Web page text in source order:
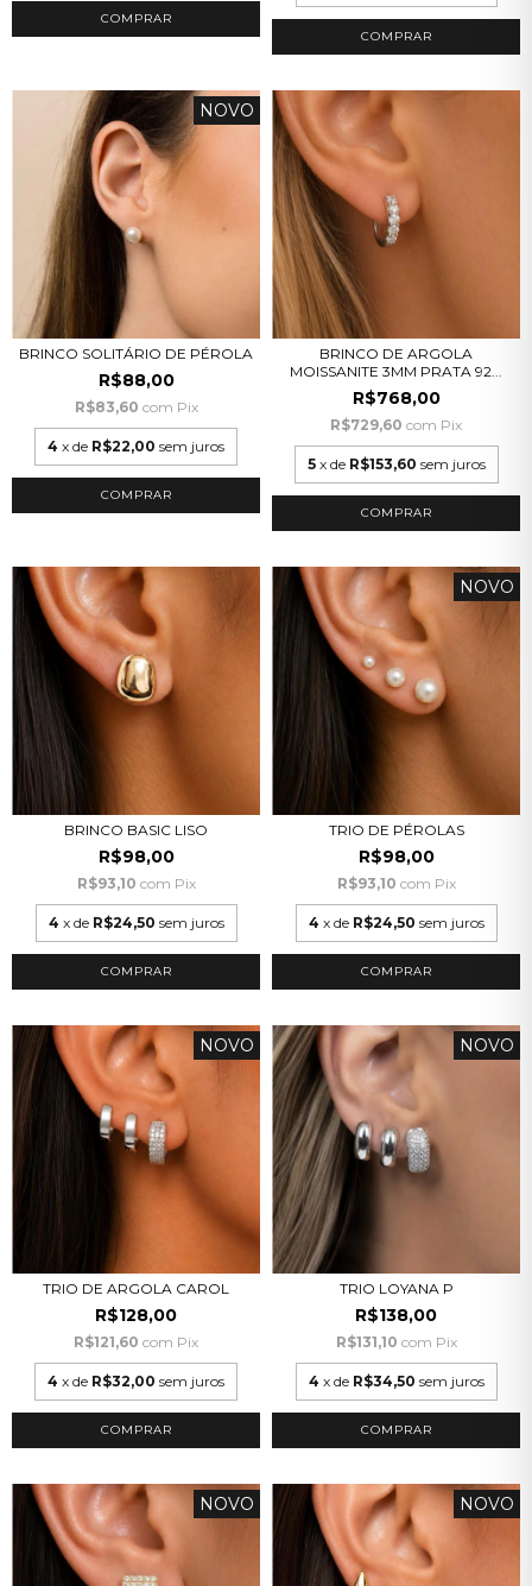
COMPRAR
COMPRAR
NOVO
BRINCO SOLITÁRIO DE PÉROLA
R$88,00
R$83,60 com Pix
4 x de R$22,00 sem juros
BRINCO DE ARGOLA
MOISSANITE 3MM PRATA 92...
R$768,00
R$729,60 com Pix
5 x de R$153,60 sem juros
BRINCO BASIC LISO
R$98,00
R$93,10 com Pix
4 x de R$24,50 sem juros
NOVO
TRIO DE PÉROLAS
R$98,00
R$93,10 com Pix
4 x de R$24,50 sem juros
NOVO
TRIO DE ARGOLA CAROL
R$128,00
R$121,60 com Pix
4 x de R$32,00 sem juros
NOVO
TRIO LOYANA P
R$138,00
R$131,10 com Pix
4 x de R$34,50 sem juros
NOVO NOVO